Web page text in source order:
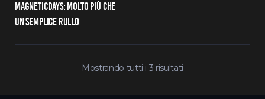
MAGNETICDAYS: MOLTO PIÙ CHE
UN SEMPLICE RULLO
Mostrando tutti i 3 risultati